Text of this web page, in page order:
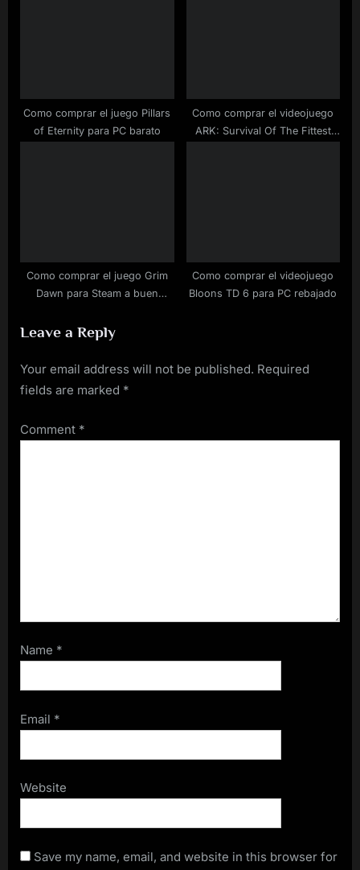
Como comprar el juego Pillars
of Eternity para PC barato
Como comprar el videojuego
ARK: Survival Of The Fittest
Como comprar el juego Grim
Dawn para Steam a buen
Como comprar el videojuego
Bloons TD 6 para PC rebajado
Leave a Reply
Your email address will not be published. Required
fields are marked *
Comment *
Name *
Email *
Website
Save my name, email, and website in this browser for